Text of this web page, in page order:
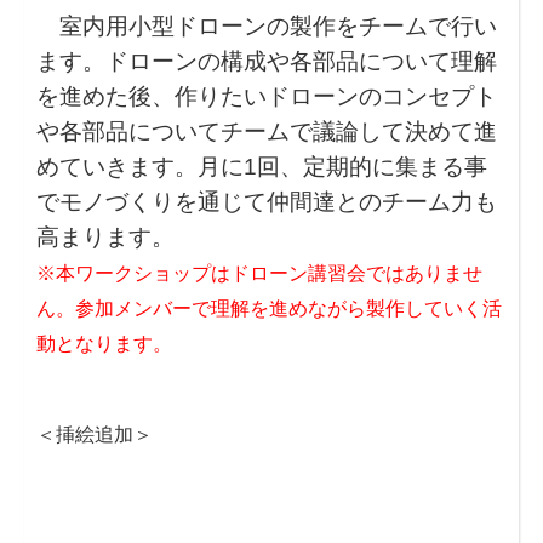
室内用小型ドローンの製作をチームで行い
ます。ドローンの構成や各部品について理解
を進めた後、作りたいドローンのコンセプト
や各部品についてチームで議論して決めて進
めていきます。月に1回、定期的に集まる事
でモノづくりを通じて仲間達とのチーム力も
高まります。
※本ワークショップはドローン講習会ではありませ
ん。参加メンバーで理解を進めながら製作していく活
動となります。
＜挿絵追加＞